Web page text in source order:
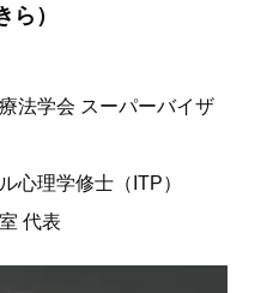
）
法学会 スーパーバイザ
心理学修士（ITP）
代表